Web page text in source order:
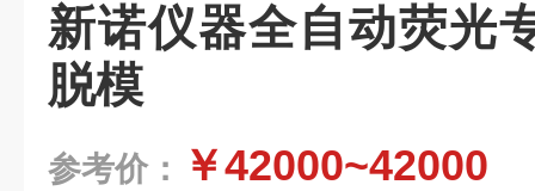
新诺仪器全自动荧光
脱模
参考价： ￥42000~42000